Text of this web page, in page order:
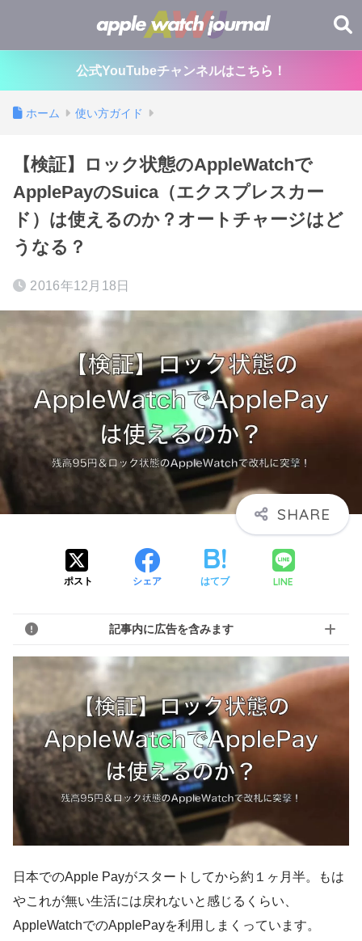
公式YouTubeチャンネルはこちら！
ホーム 使い方ガイド
【検証】ロック状態のAppleWatchで
ApplePayのSuica（エクスプレスカー
ド）は使えるのか？オートチャージはど
うなる？
2016年12月18日
ポスト シェア はてブ LINE
記事内に広告を含みます
日本でのApple Payがスタートしてから約１ヶ月半。もは
やこれが無い生活には戻れないと感じるくらい、
AppleWatchでのApplePayを利用しまくっています。